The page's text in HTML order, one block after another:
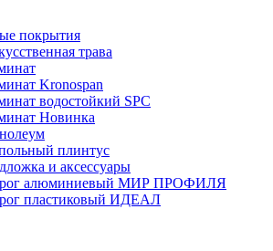
покрытия
трава
Kronospan
водостойкий SPC
Новинка
плинтус
и аксессуары
алюминиевый МИР ПРОФИЛЯ
пластиковый ИДЕАЛ